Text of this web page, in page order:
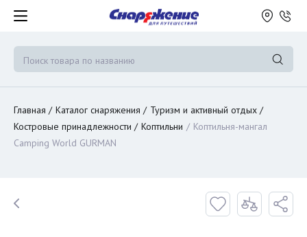
Главная Каталог снаряжения
Туризм и активный отдых
Костровые принадлежности
Коптильни
Коптильня-мангал
Camping World GURMAN